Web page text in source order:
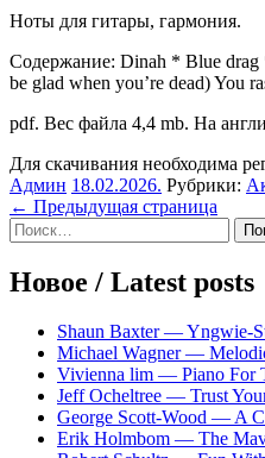
Ноты для гитары, гармония.
Содержание: Dinah * Blue drag
be glad when you’re dead) You
pdf. Вес файла 4,4 mb. На
Для скачивания необходима
Админ 18.02.2026. Рубрики:
Навигация
по
записям
← Предыдущая страница
Sidebar
Найти:
Новое / Latest posts
Shaun Baxter — Yngwie-
Michael Wagner —
Vivienna lim — Piano For
Jeff Ocheltree — Trust
George Scott-Wood — A
Erik Holmbom — The